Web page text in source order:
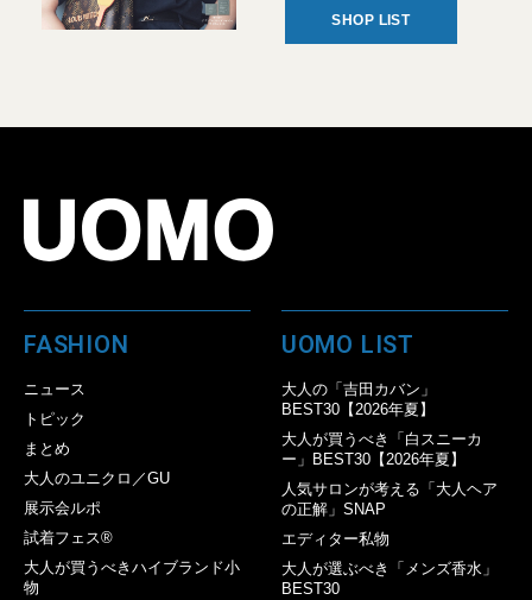
SHOP LIST
FASHION
ニュース
トピック
まとめ
大人のユニクロ／GU
展示会ルポ
試着フェス®︎
大人が買うべきハイブランド小
物
UOMO LIST
大人の「吉田カバン」
BEST30【2026年夏】
大人が買うべき「白スニーカ
ー」BEST30【2026年夏】
人気サロンが考える「大人ヘア
の正解」SNAP
エディター私物
大人が選ぶべき「メンズ香水」
BEST30